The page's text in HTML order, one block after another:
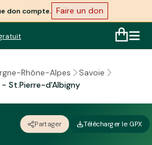
don compte. Faire un don
Rhône-Alpes
Savoie
St.Pierre-d'Albigny
Partager Télécharger le GPX